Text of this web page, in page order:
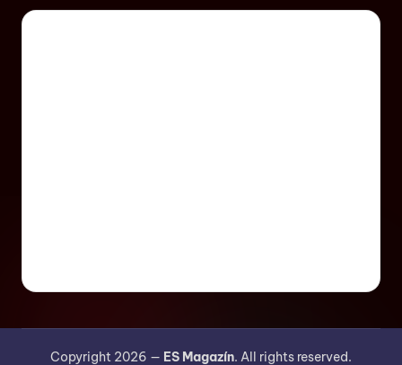
Copyright 2026 — ES Magazín. All rights reserved.